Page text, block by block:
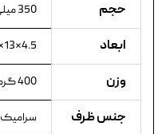
حجم 350 میلی‌لیتر
ابعاد 4.5×13×13 سانتی‌متر
وزن 400 گرم
جنس ظرف سرامیک